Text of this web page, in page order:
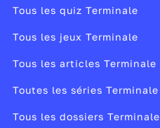
Tous les quiz Terminale
Tous les jeux Terminale
Tous les articles Terminale
Toutes les séries Terminale
Tous les dossiers Terminale